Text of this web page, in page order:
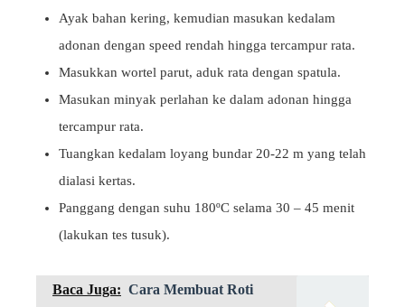
Ayak bahan kering, kemudian masukan kedalam
adonan dengan speed rendah hingga tercampur rata.
Masukkan wortel parut, aduk rata dengan spatula.
Masukan minyak perlahan ke dalam adonan hingga
tercampur rata.
Tuangkan kedalam loyang bundar 20-22 m yang telah
dialasi kertas.
Panggang dengan suhu 180ºC selama 30 – 45 menit
(lakukan tes tusuk).
Baca Juga: Cara Membuat Roti